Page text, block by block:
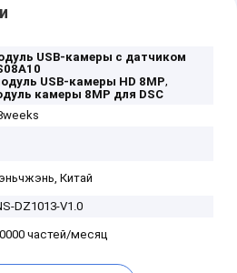
USB-камеры с датчиком
USB-камеры HD 8MP,
камеры 8MP для DSC
Китай
DZ1013-V1.0
частей/месяц